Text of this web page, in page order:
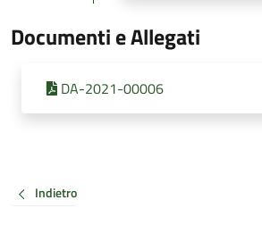
Documenti e Allegati
DA-2021-00006
Indietro